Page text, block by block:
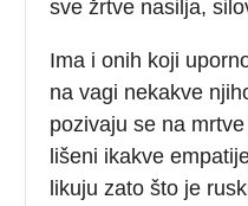
sve žrtve nasilja,
Ima i onih koji
na vagi nekakve
pozivaju se na
lišeni ikakve
likuju zato što je